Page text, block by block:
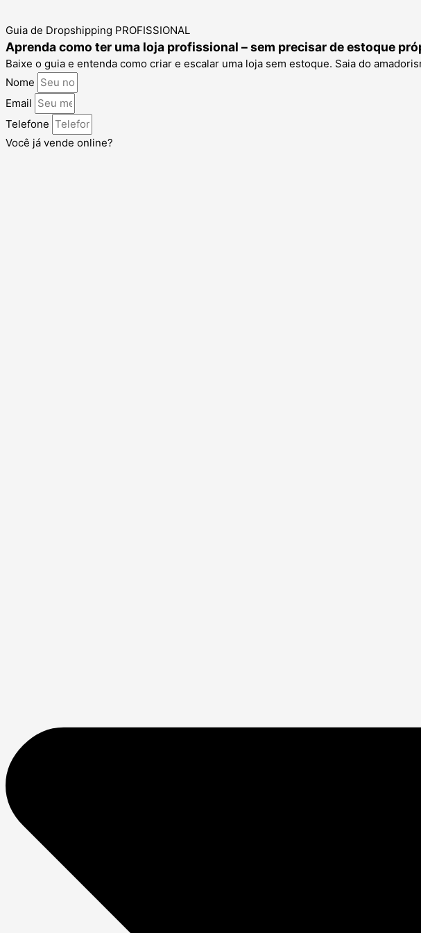
Guia de Dropshipping PROFISSIONAL
Aprenda como ter uma loja profissional – sem precisar de estoque
Baixe o guia e entenda como criar e escalar uma loja sem estoque. Saia do
Nome
Email
Telefone
Você já vende online?